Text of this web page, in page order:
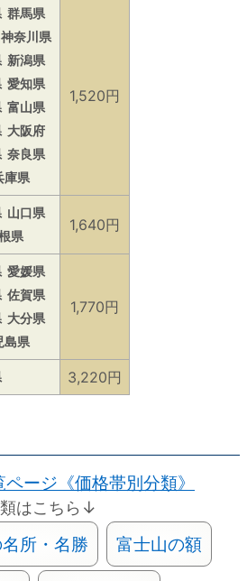
群馬県
神奈川県
新潟県
愛知県
富山県
大阪府
奈良県
庫県
1,520円
山口県
県
1,640円
愛媛県
佐賀県
大分県
島県
1,770円
3,220円
ージ《価格帯別分類》
はこちら↓
所・名勝 富士山の額